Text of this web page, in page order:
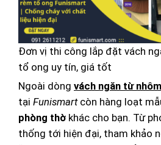
Đơn vị thi công lắp đặt vách
tổ ong uy tín, giá tốt
Ngoài dòng vách ngăn từ
tại Funismartcòn hàng loạt
phòng thờ khác cho bạn. Từ
thống tới hiện đại, tham khảo